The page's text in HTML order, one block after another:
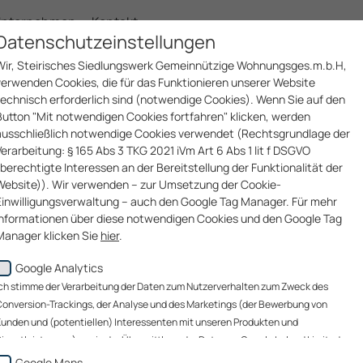
Kontakt
Steirisches Siedlungswerk Gemeinnützige Wohnungsges.m.b.H,
Cookies, die für das Funktionieren unserer Website
erforderlich sind (notwendige Cookies). Wenn Sie auf den
"Mit notwendigen Cookies fortfahren" klicken, werden
notwendige Cookies verwendet (Rechtsgrundlage der
§ 165 Abs 3 TKG 2021 iVm Art 6 Abs 1 lit f DSGVO
Interessen an der Bereitstellung der Funktionalität der
Wir verwenden – zur Umsetzung der Cookie-
– auch den Google Tag Manager. Für mehr
über diese notwendigen Cookies und den Google Tag
klicken Sie hier.
Sie auf den Button "Alle akzeptieren" klicken, werden Daten zu
Nutzerverhalten zum Zweck des Conversion-Trackings (über
Website gelangen unsere Website-Besucher zu uns?), der
unserer Website-Besucher und des Website-
sowie des Marketings (Bewerbung von Kunden
Interessenten mit unseren Produkten und
Google Analytics
stimme der Verarbeitung der Daten zum Nutzerverhalten zum Zweck des
Trackings, der Analyse und des Marketings (der Bewerbung von
und (potentiellen) Interessenten mit unseren Produkten und
sowie der Übermittlung der Daten an Google Ireland Limited, an
LLC (USA) sowie an immo 360 grad gmbh zu diesen Zwecken zu. Die